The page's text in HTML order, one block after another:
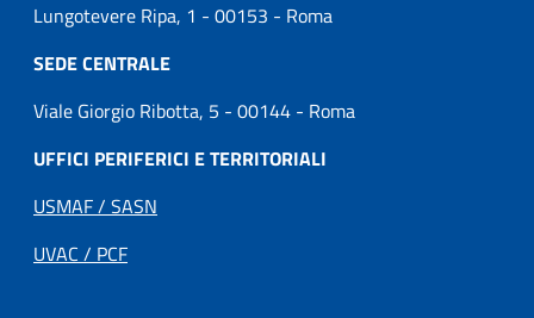
Lungotevere Ripa, 1 - 00153 - Roma
SEDE CENTRALE
Viale Giorgio Ribotta, 5 - 00144 - Roma
UFFICI PERIFERICI E TERRITORIALI
USMAF / SASN
UVAC / PCF